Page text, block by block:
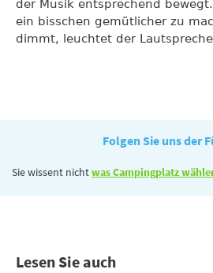
der Musik entsprechend
ein bisschen gemütlicher zu
dimmt, leuchtet der
Folgen Sie uns der
Sie wissent nichtwas Campingplatz
Lesen Sie auch